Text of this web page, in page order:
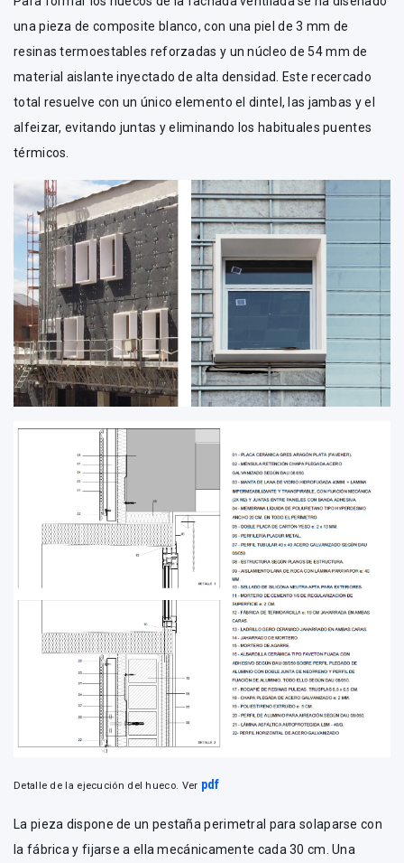
una pieza de composite blanco, con una piel de 3 mm de
resinas termoestables reforzadas y un núcleo de 54 mm de
material aislante inyectado de alta densidad. Este recercado
total resuelve con un único elemento el dintel, las jambas y el
alfeizar, evitando juntas y eliminando los habituales puentes
térmicos.
Detalle de la ejecución del hueco. Ver pdf
La pieza dispone de un pestaña perimetral para solaparse con
la fábrica y fijarse a ella mecánicamente cada 30 cm. Una